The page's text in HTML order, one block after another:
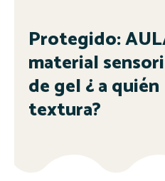
Protegido:
material
de gel ¿ a
textura?